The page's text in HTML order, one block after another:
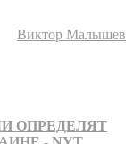
Виктор Малышев
ОПРЕДЕЛЯТ